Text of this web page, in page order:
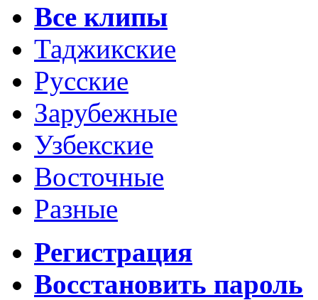
Все клипы
Таджикские
Русские
Зарубежные
Узбекские
Восточные
Разные
Регистрация
Восстановить пароль